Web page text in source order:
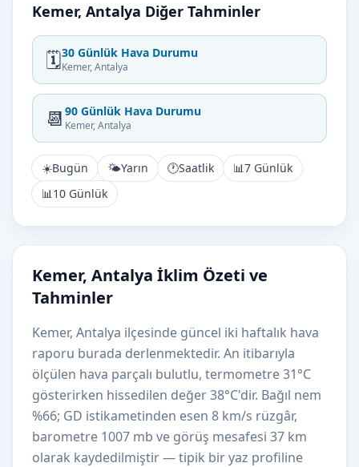
Kemer, Antalya Diğer Tahminler
🗓️30 Günlük Hava Durumu
Kemer, Antalya
📆 90 Günlük Hava Durumu
Kemer, Antalya
☀️Bugün 🌤️Yarın 🕐Saatlik 📊7 Günlük
📊10 Günlük
Kemer, Antalya İklim Özeti ve
Tahminler
Kemer, Antalya ilçesinde güncel iki haftalık hava
raporu burada derlenmektedir. An itibarıyla
ölçülen hava parçalı bulutlu, termometre 31°C
gösterirken hissedilen değer 38°C'dir. Bağıl nem
%66; GD istikametinden esen 8 km/s rüzgâr,
barometre 1007 mb ve görüş mesafesi 37 km
olarak kaydedilmiştir — tipik bir yaz profiline